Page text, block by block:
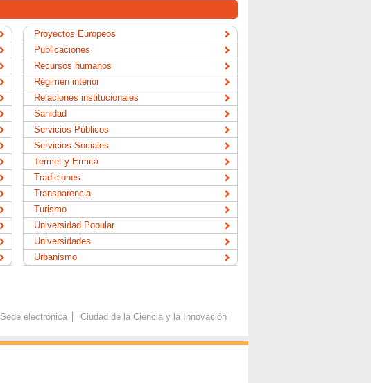
Proyectos Europeos
Publicaciones
Recursos humanos
Régimen interior
Relaciones institucionales
Sanidad
Servicios Públicos
Servicios Sociales
Termet y Ermita
Tradiciones
Transparencia
Turismo
Universidad Popular
Universidades
Urbanismo
Sede electrónica Ciudad de la Ciencia y la Innovación